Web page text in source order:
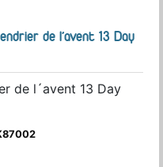
de l´avent 13 Day
de l´avent 13 Day